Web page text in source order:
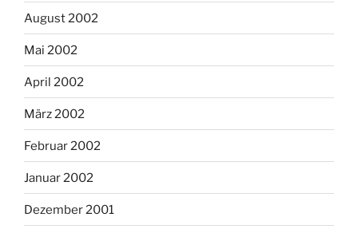
August 2002
Mai 2002
April 2002
März 2002
Februar 2002
Januar 2002
Dezember 2001